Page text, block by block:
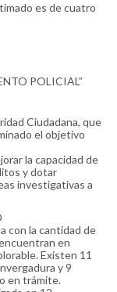
es de cuatro
POLICIAL”
Ciudadana, que
el objetivo
la capacidad de
y dotar
investigativas a
con la cantidad de
en
Existen 11
y 9
en trámite.